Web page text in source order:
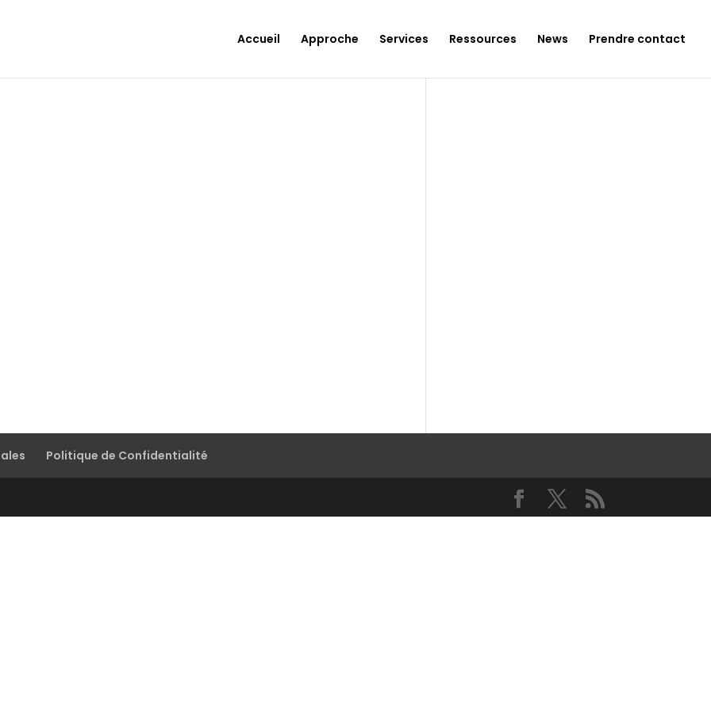
Accueil Approche Services Ressources News Prendre contact
Politique de Confidentialité